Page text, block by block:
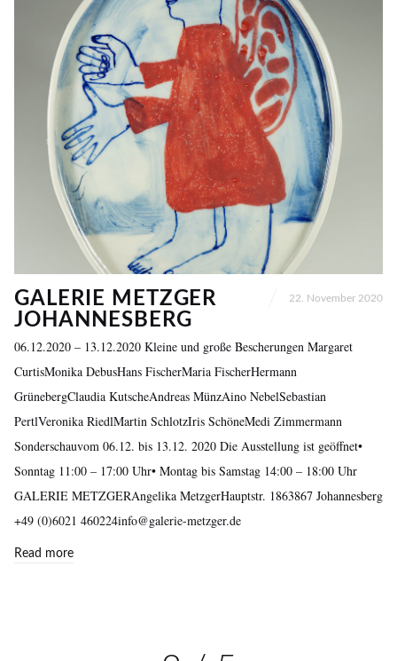
GALERIE METZGER
JOHANNESBERG
22. November 2020
06.12.2020 – 13.12.2020 Kleine und große Bescherungen Margaret
CurtisMonika DebusHans FischerMaria FischerHermann
GrünebergClaudia KutscheAndreas MünzAino NebelSebastian
PertlVeronika RiedlMartin SchlotzIris SchöneMedi Zimmermann
Sonderschauvom 06.12. bis 13.12. 2020 Die Ausstellung ist geöffnet•
Sonntag 11:00 – 17:00 Uhr• Montag bis Samstag 14:00 – 18:00 Uhr
GALERIE METZGERAngelika MetzgerHauptstr. 1863867 Johannesberg
+49 (0)6021 460224info@galerie-metzger.de
Read more